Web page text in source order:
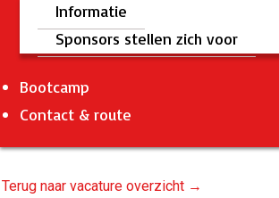
Informatie
Sponsors stellen zich voor
Bootcamp
Contact & route
Terug naar vacature overzicht →